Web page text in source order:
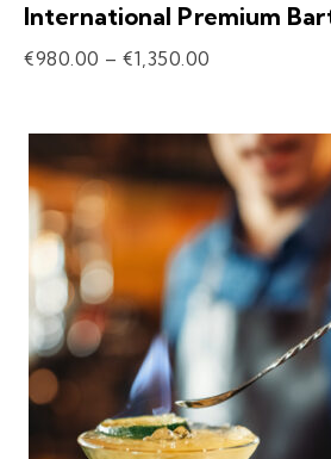
International Premium
€980.00 – €1,350.00